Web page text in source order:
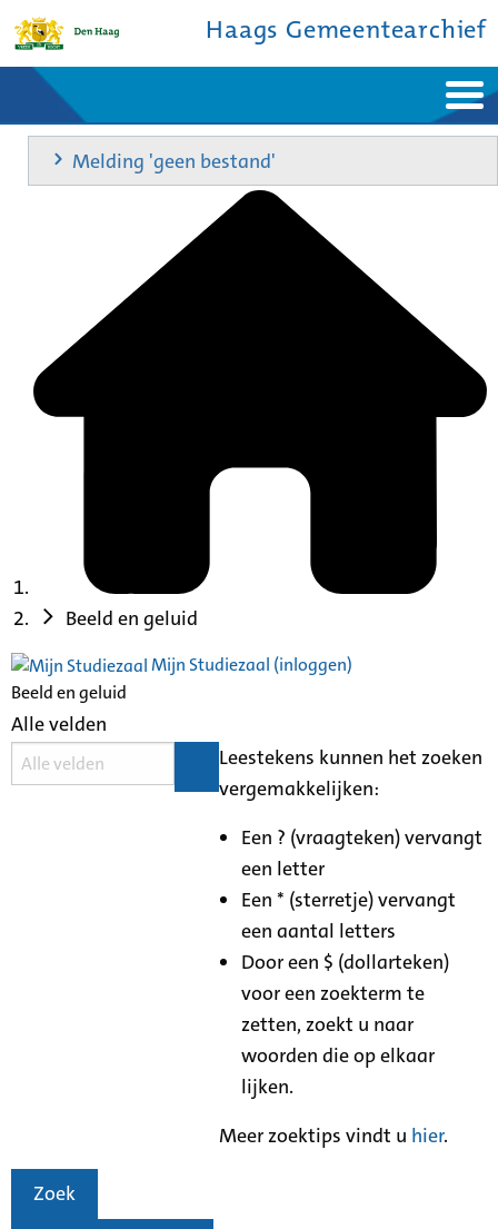
Haags Gemeentearchief
Home
Nieuws
Ontdek de stad
De studiezaal
Bronnen en collecties
Melding 'geen bestand'
Beeld en geluid
Mijn Studiezaal (inloggen)
Beeld en geluid
Alle velden
Leestekens kunnen het zoeken
vergemakkelijken:
Een ? (vraagteken) vervangt
een letter
Een * (sterretje) vervangt
een aantal letters
Door een $ (dollarteken)
voor een zoekterm te
zetten, zoekt u naar
woorden die op elkaar
lijken.
Meer zoektips vindt u hier.
Zoek